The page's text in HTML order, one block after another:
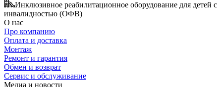
Инклюзивное реабилитационное оборудование для детей с
инвалидностью (ОФВ)
О нас
Про компанию
Оплата и доставка
Монтаж
Ремонт и гарантия
Обмен и возврат
Сервис и обслуживание
Медиа и новости